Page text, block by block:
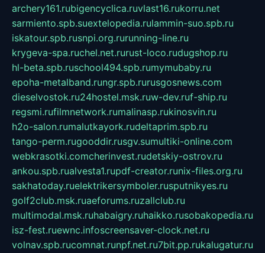
archery161.rubigencyclica.ruvlast16.rukorru.net
sarmiento.spb.suextelopedia.rulammin-suo.spb.ru
iskatour.spb.rusnpi.org.rurunning-line.ru
krygeva-spa.ruchel.net.rurust-loco.rudugshop.ru
hl-beta.spb.ruschool494.spb.rumymubaby.ru
epoha-metalband.rungr.spb.rurusgosnews.com
dieselvostok.ru24hostel.msk.ruw-dev.ruf-ship.ru
regsmi.rufilmnetwork.rumalinasp.rukinosvin.ru
h2o-salon.rumalutkayork.rudeltaprim.spb.ru
tango-perm.rugooddir.rusgv.sumultiki-online.com
webkrasotki.comcherinvest.rudetskiy-ostrov.ru
ankou.spb.rualvesta1.rupdf-creator.runix-files.org.ru
sakhatoday.ruelektrikersymboler.rusputnikyes.ru
golf2club.msk.ruaeforums.ruzallclub.ru
multimodal.msk.ruhabaigry.ruhaikko.rusobakopedia.ru
isz-fest.ruewnc.infoscreensaver-clock.net.ru
volnav.spb.rucomnat.runpf.net.ru7bit.pp.rukalugatur.ru